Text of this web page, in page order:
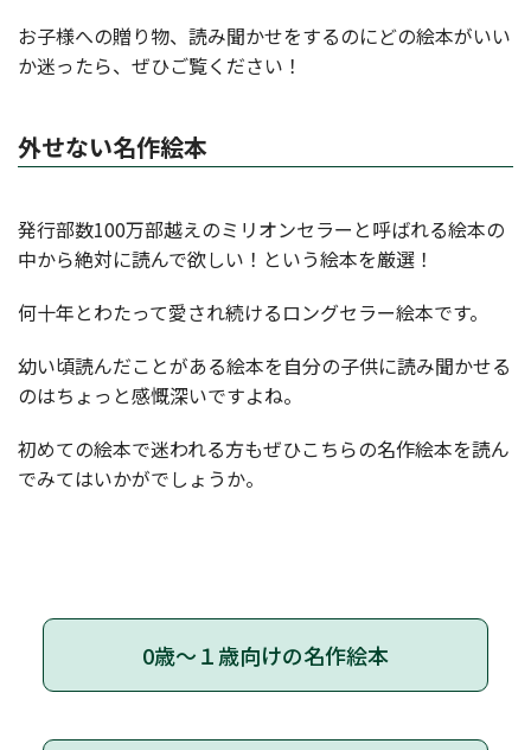
お子様への贈り物、読み聞かせをするのにどの絵本がいい
か迷ったら、ぜひご覧ください！
外せない名作絵本
発行部数100万部越えのミリオンセラーと呼ばれる絵本の
中から絶対に読んで欲しい！という絵本を厳選！
何十年とわたって愛され続けるロングセラー絵本です。
幼い頃読んだことがある絵本を自分の子供に読み聞かせる
のはちょっと感慨深いですよね。
初めての絵本で迷われる方もぜひこちらの名作絵本を読ん
でみてはいかがでしょうか。
0歳～１歳向けの名作絵本